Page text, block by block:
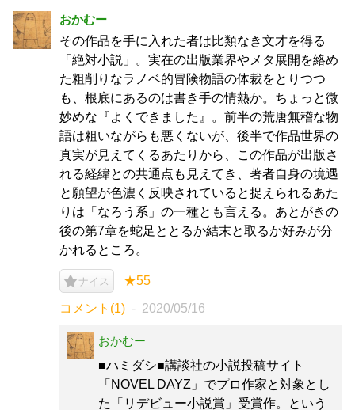
おかむー
その作品を手に入れた者は比類なき文才を得る
「絶対小説」。実在の出版業界やメタ展開を絡め
た粗削りなラノベ的冒険物語の体裁をとりつつ
も、根底にあるのは書き手の情熱か。ちょっと微
妙めな『よくできました』。前半の荒唐無稽な物
語は粗いながらも悪くないが、後半で作品世界の
真実が見えてくるあたりから、この作品が出版さ
れる経緯との共通点も見えてき、著者自身の境遇
と願望が色濃く反映されていると捉えられるあた
りは「なろう系」の一種とも言える。あとがきの
後の第7章を蛇足ととるか結末と取るか好みが分
かれるところ。
ナイス ★55
コメント(1) 2020/05/16
おかむー
■ハミダシ■講談社の小説投稿サイト
「NOVEL DAYZ」でプロ作家と対象とし
た「リデビュー小説賞」受賞作。という